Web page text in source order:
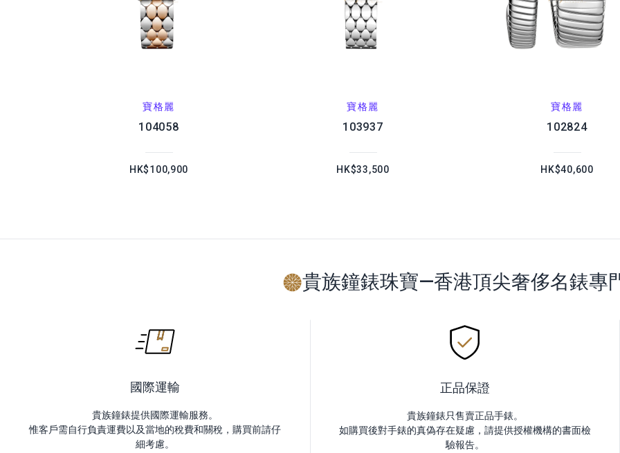
寶格麗
104058
HK$100,900
寶格麗
103937
HK$33,500
寶格麗
102824
HK$40,600
貴族鐘錶珠寶—香港頂尖奢侈名錶專
國際運輸
貴族鐘錶提供國際運輸服務。
惟客戶需自行負責運費以及當地的稅費和關稅，購買前請仔
細考慮。
正品保證
貴族鐘錶只售賣正品手錶。
如購買後對手錶的真偽存在疑慮，請提供授權機構的書面檢
驗報告。